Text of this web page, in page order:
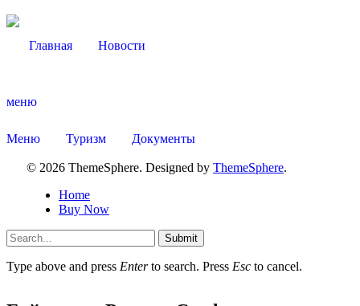
Главная Новости
меню
Меню Туризм Документы
© 2026 ThemeSphere. Designed by ThemeSphere.
Home
Buy Now
Submit
Type above and press Enterto search. Press Esc to cancel.
Дума